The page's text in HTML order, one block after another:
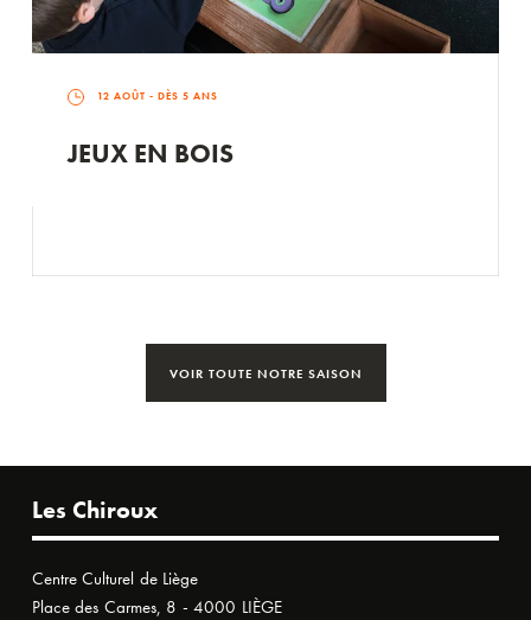
12 AOÛT - DÈS 5 ANS
JEUX EN BOIS
VOIR TOUTE NOTRE SAISON
Les Chiroux
Centre Culturel de Liège
Place des Carmes, 8 - 4000 LIÈGE